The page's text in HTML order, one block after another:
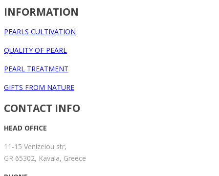
INFORMATION
PEARLS CULTIVATION
QUALITY OF PEARL
PEARL TREATMENT
GIFTS FROM NATURE
CONTACT INFO
HEAD OFFICE
11-15 Venizelou str,
GR 65302, Kavala, Greece